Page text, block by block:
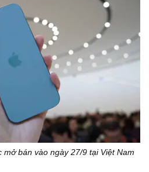
bán vào ngày 27/9 tại Việt Nam